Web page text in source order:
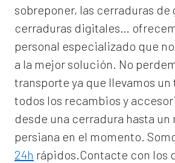
sobreponer, las cerraduras de
cerraduras digitales…
personal especializado que
a la mejor solución. No
transporte ya que llevamos
todos los recambios y
desde una cerradura hasta un
persiana en el momento.
24h rápidos.Contacte con los